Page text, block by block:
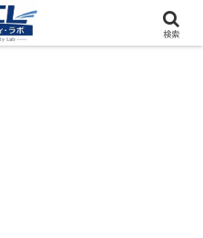
累計アクセス数4000万PV）
検索